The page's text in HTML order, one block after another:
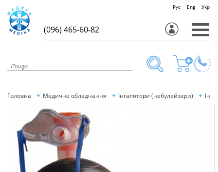
Рус Eng Укр
(096) 465-60-82
Головна Медичне обладнання Інгалятори (небулайзери)